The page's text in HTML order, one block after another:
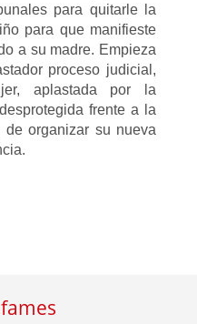
para quitarle la
para que manifieste
a su madre. Empieza
proceso judicial,
aplastada por la
frente a la
organizar su nueva